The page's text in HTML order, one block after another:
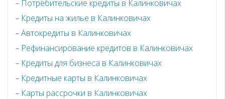
Потребительские кредиты в Калинковичах
Кредиты на жилье в Калинковичах
Автокредиты в Калинковичах
Рефинансирование кредитов в Калинковичах
Кредиты для бизнеса в Калинковичах
Кредитные карты в Калинковичах
Карты рассрочки в Калинковичах